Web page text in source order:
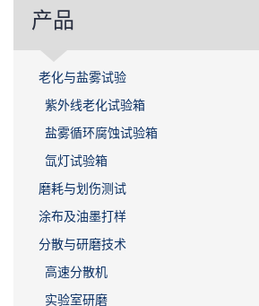
产品
老化与盐雾试验
紫外线老化试验箱
盐雾循环腐蚀试验箱
氙灯试验箱
磨耗与划伤测试
涂布及油墨打样
分散与研磨技术
高速分散机
实验室研磨